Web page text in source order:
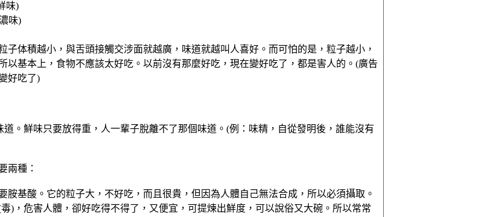
味)
味)
子体積越小，與舌頭接觸交涉面就越廣，味道就越叫人喜好。而可怕的是，粒子越小，
以基本上，食物不應該太好吃。以前沒有那麼好吃，現在變好吃了，都是害人的。(廣告
好吃了)
道。鮮味只要放得重，人一輩子脫離不了那個味道。(例：味精，自從發明後，誰能沒有
兩種：
胺基酸。它的粒子大，不好吃，而且很貴，但因為人體自己無法合成，所以必須攝取。
)，危害人體，卻好吃得不得了，又便宜，可提煉出鮮度，可以說俗又大碗。所以常常